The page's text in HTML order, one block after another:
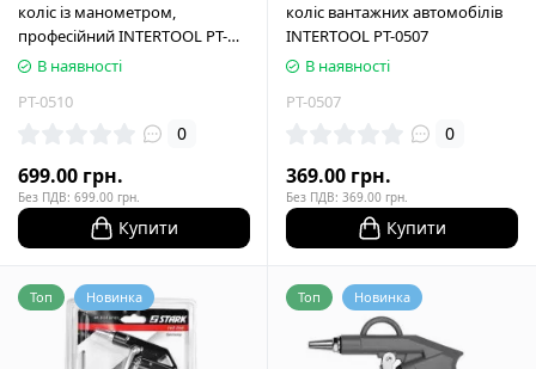
коліс із манометром,
професiйний INTERTOOL PT-
0510В наявності
PT-0510
0
699.00 грн.
Без ПДВ: 699.00 грн.
Купити
коліс вантажних автомобілів
INTERTOOL PT-0507
В наявності
PT-0507
0
369.00 грн.
Без ПДВ: 369.00 грн.
Купити
Топ Новинка Топ Новинка